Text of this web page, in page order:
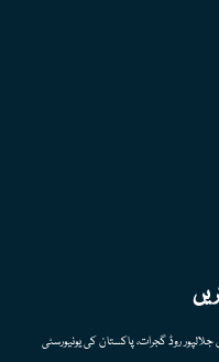
روڈ گجرات، پاکستان کی یونیورسٹی